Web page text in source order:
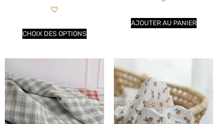
CHOIX DES OPTIONS
AJOUTER AU PANIER